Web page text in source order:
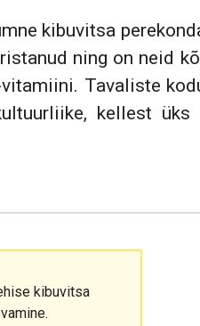
kibuvitsa
ning on neid
Tavaliste
kellest
kibuvitsa